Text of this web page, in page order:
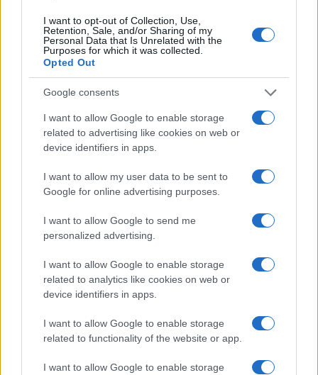
I want to opt-out of Collection, Use,
Retention, Sale, and/or Sharing of my
Personal Data that Is Unrelated with the
Purposes for which it was collected.
Opted Out
Google consents
I want to allow Google to enable storage
related to advertising like cookies on web or
device identifiers in apps.
I want to allow my user data to be sent to
Google for online advertising purposes.
I want to allow Google to send me
personalized advertising.
I want to allow Google to enable storage
related to analytics like cookies on web or
device identifiers in apps.
I want to allow Google to enable storage
related to functionality of the website or app.
I want to allow Google to enable storage
Continua a leggere
B2B NEWS
Ripensare le tecnologie umanitarie oltre i criteri dei
Martina Marchesi · 10 Lug 2026